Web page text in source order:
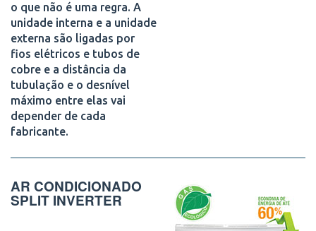
o que não é uma regra. A
unidade interna e a unidade
externa são ligadas por
fios elétricos e tubos de
cobre e a distância da
tubulação e o desnível
máximo entre elas vai
depender de cada
fabricante.
AR CONDICIONADO
SPLIT INVERTER